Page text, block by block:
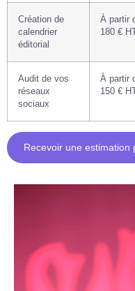
Création de
calendrier
éditorial
À partir
180 €
Audit de vos
réseaux
sociaux
À partir
150 €
Recevoir une estimation